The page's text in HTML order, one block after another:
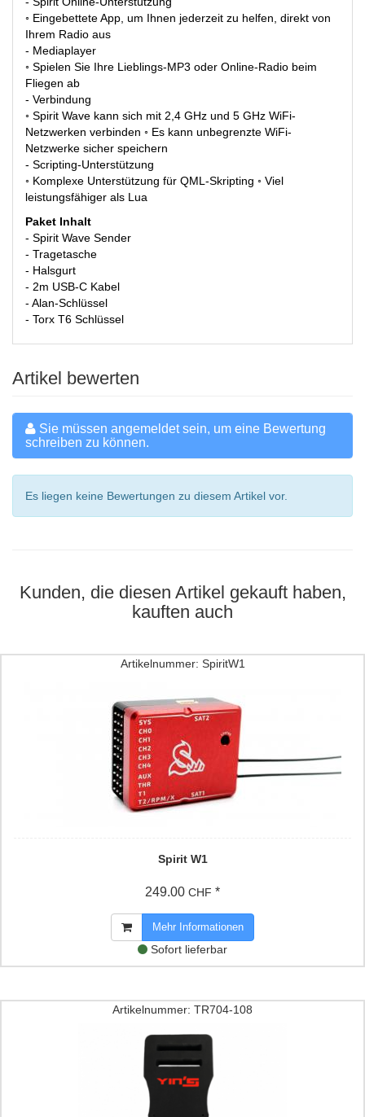
◦ Eingebettete App, um Ihnen jederzeit zu helfen, direkt von
Ihrem Radio aus
- Mediaplayer
◦ Spielen Sie Ihre Lieblings-MP3 oder Online-Radio beim
Fliegen ab
- Verbindung
◦ Spirit Wave kann sich mit 2,4 GHz und 5 GHz WiFi-
Netzwerken verbinden ◦ Es kann unbegrenzte WiFi-
Netzwerke sicher speichern
- Scripting-Unterstützung
◦ Komplexe Unterstützung für QML-Skripting ◦ Viel
leistungsfähiger als Lua
Paket Inhalt
- Spirit Wave Sender
- Tragetasche
- Halsgurt
- 2m USB-C Kabel
- Alan-Schlüssel
- Torx T6 Schlüssel
Artikel bewerten
Sie müssen angemeldet sein, um eine Bewertung
schreiben zu können.
Es liegen keine Bewertungen zu diesem Artikel vor.
Kunden, die diesen Artikel gekauft haben,
kauften auch
Artikelnummer: SpiritW1
Spirit W1
249.00 CHF *
Mehr Informationen
Sofort lieferbar
Artikelnummer: TR704-108